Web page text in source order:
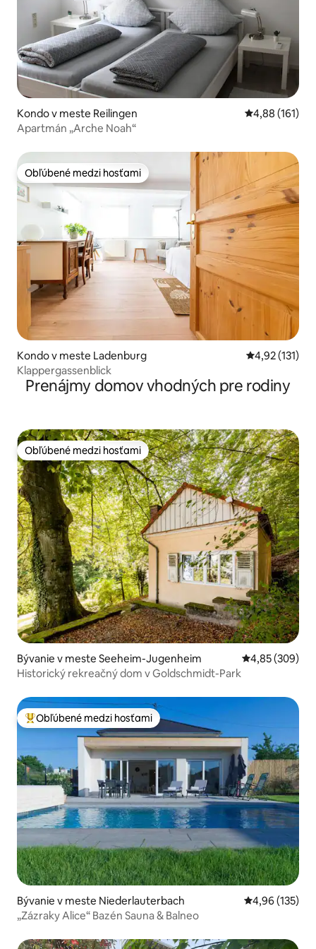
Kondo v meste Reilingen Priemerné
4,88 (161)
Apartmán „Arche Noah“
Obľúbené medzi hosťami
Obľúbené medzi hosťami
Kondo v meste Ladenburg Priemerné
4,92 (131)
Klappergassenblick
Prenájmy domov vhodných pre rodiny
Obľúbené medzi hosťami
Obľúbené medzi hosťami
Bývanie v meste Seeheim-Jugenheim Priemerné
4,85 (309)
Historický rekreačný dom v Goldschmidt-Park
Najobľúbenejšie medzi hosťami
Obľúbené medzi hosťami
Bývanie v meste Niederlauterbach Priemerné
4,96 (135)
„Zázraky Alice“ Bazén Sauna & Balneo